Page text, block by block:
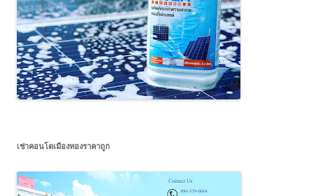
เช่าคอนโดเมืองทองราคาถูก